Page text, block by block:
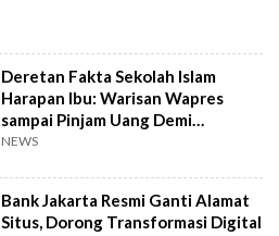
Deretan Fakta Sekolah Islam
Harapan Ibu: Warisan Wapres
sampai Pinjam Uang Demi
Lapangan Padel
NEWS
Bank Jakarta Resmi Ganti Alamat
Situs, Dorong Transformasi Digital